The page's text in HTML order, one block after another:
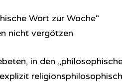
Wort zur Woche“
nicht vergötzen
in den